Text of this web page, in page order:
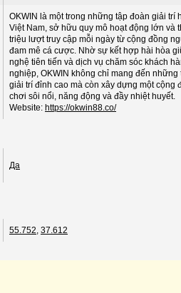
OKWIN là một trong những tập đoàn giải trí
Việt Nam, sở hữu quy mô hoạt động lớn và
triệu lượt truy cập mỗi ngày từ cộng đồng
đam mê cá cược. Nhờ sự kết hợp hài hòa
nghệ tiên tiến và dịch vụ chăm sóc khách
nghiệp, OKWIN không chỉ mang đến những
giải trí đỉnh cao mà còn xây dựng một cộng
chơi sôi nổi, năng động và đầy nhiệt huyết.
Website: https://okwin88.co/
Да
55.752, 37.612